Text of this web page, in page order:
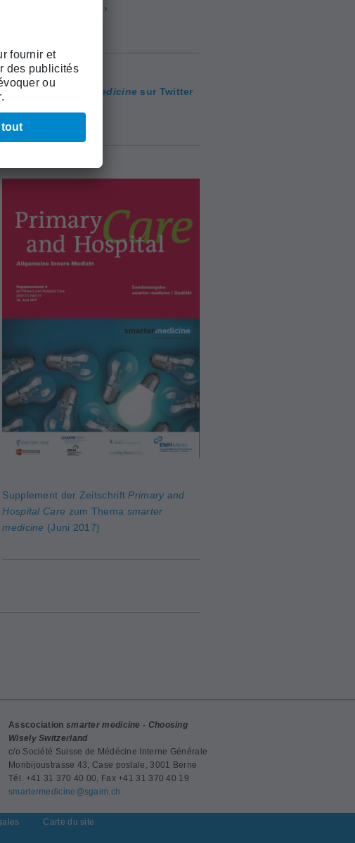
Facebook ›
smarter medicine sur Twitter
Supplement der Zeitschrift Primary and
Hospital Care zum Thema smarter
medicine (Juni 2017)
Asscociation smarter medicine - Choosing
Wisely Switzerland
c/o Société Suisse de Médécine Interne Générale
Monbijoustrasse 43, Case postale, 3001 Berne
Tél. +41 31 370 40 00, Fax +41 31 370 40 19
smartermedicine@sgaim.ch
Carte du site